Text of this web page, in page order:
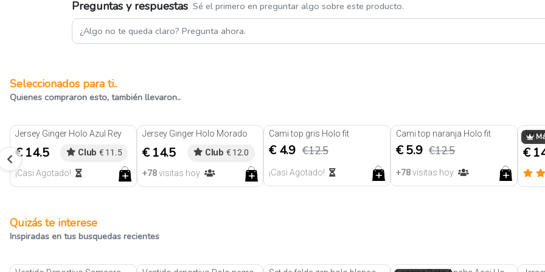
Preguntas y respuestas Sé el primero en preguntar algo sobre este producto.
Seleccionados para ti..
Quienes compraron esto, también llevaron..
Jersey Ginger Holo Azul Rey
€ 14.5 Club € 11.5
¡Casi Agotado!
Jersey Ginger Holo Morado
€ 14.5 Club € 12.0
+78visitas hoy
Cami top gris Holo fit
€ 4.9 €12.5
¡Casi Agotado!
Cami top naranja Holo fit
€ 5.9 €12.5
+78visitas hoy
€
Quizás te interese
Inspiradas en tus busquedas recientes